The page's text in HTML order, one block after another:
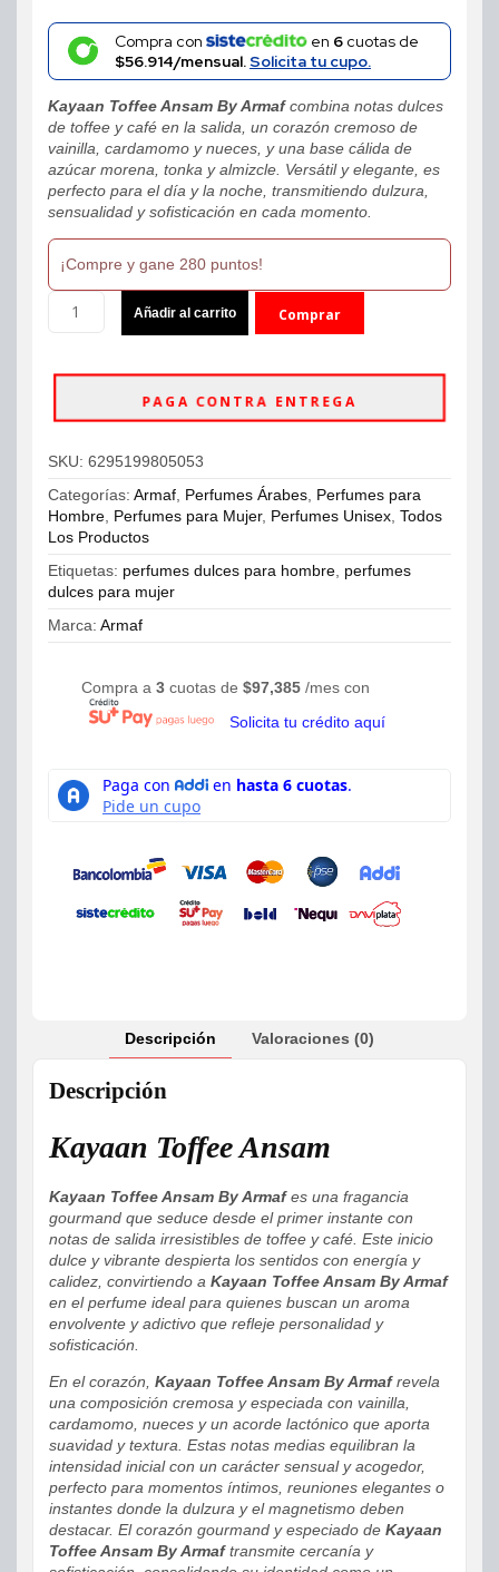
Compra con en 6cuotas de
$56.914/mensual.Solicita tu cupo.
Kayaan Toffee Ansam By Armafcombina notas dulces
de toffee y café en la salida, un corazón cremoso de
vainilla, cardamomo y nueces, y una base cálida de
azúcar morena, tonka y almizcle. Versátil y elegante, es
perfecto para el día y la noche, transmitiendo dulzura,
sensualidad y sofisticación en cada momento.
¡Compre y gane 280 puntos!
Toffee
De
100ml
Unisex
cantidad
Añadir al carrito Comprar
PAGA CONTRA ENTREGA
SKU: 6295199805053
Categorías: Armaf Perfumes Árabes Perfumes para
Hombre Perfumes para Mujer, Perfumes Unisex Todos
Los Productos
Etiquetas: perfumes dulces para hombre perfumes
dulces para mujer
Marca: Armaf
Compra a 3 cuotas de $97,385 /mes con
Solicita tu crédito aquí
Descripción Valoraciones (0)
Descripción
Kayaan Toffee Ansam
Kayaan Toffee Ansam By Armafes una fragancia
gourmand que seduce desde el primer instante con
notas de salida irresistibles de toffee y café. Este inicio
dulce y vibrante despierta los sentidos con energía y
calidez, convirtiendo a Kayaan Toffee Ansam By Armaf
en el perfume ideal para quienes buscan un aroma
envolvente y adictivo que refleje personalidad y
sofisticación.
En el corazón, Kayaan Toffee Ansam By Armafrevela
una composición cremosa y especiada con vainilla,
cardamomo, nueces y un acorde lactónico que aporta
suavidad y textura. Estas notas medias equilibran la
intensidad inicial con un carácter sensual y acogedor,
perfecto para momentos íntimos, reuniones elegantes o
instantes donde la dulzura y el magnetismo deben
destacar. El corazón gourmand y especiado de Kayaan
Toffee Ansam By Armaftransmite cercanía y